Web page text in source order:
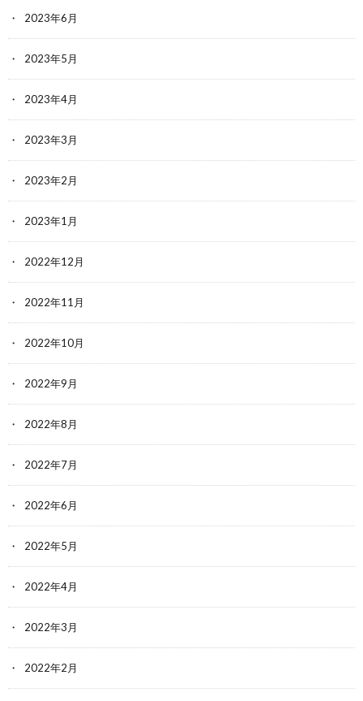
2023年6月
2023年5月
2023年4月
2023年3月
2023年2月
2023年1月
2022年12月
2022年11月
2022年10月
2022年9月
2022年8月
2022年7月
2022年6月
2022年5月
2022年4月
2022年3月
2022年2月